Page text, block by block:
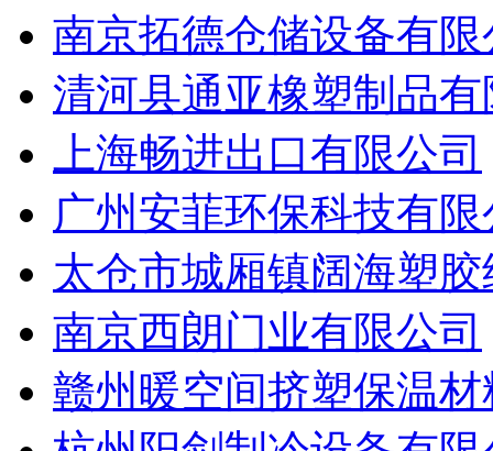
南京拓德仓储设备有限
清河县通亚橡塑制品
上海畅进出口有限公司
广州安菲环保科技有
太仓市城厢镇阔海塑
南京西朗门业有限公司
赣州暖空间挤塑保温